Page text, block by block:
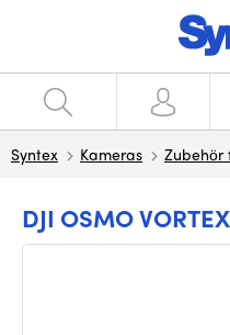
Syntex Kameras Zubehör
DJI OSMO